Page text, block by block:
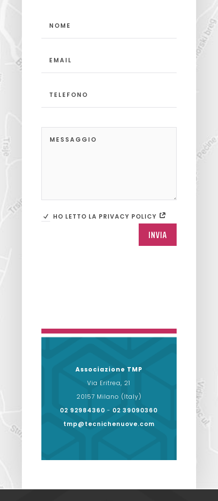
HO LETTO LA PRIVACY POLICY
INVIA
Associazione TMP
Via Eritrea, 21
20157 Milano (Italy)
02 92984360 - 02 39090360
tmp@tecnichenuove.com